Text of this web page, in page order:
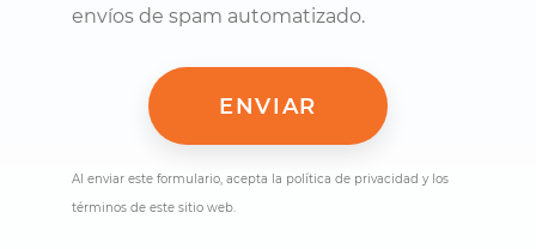
envíos de spam automatizado.
Al enviar este formulario, acepta la política de privacidad y los
términos de este sitio web.